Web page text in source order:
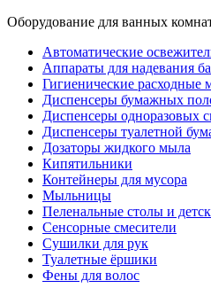
Оборудование для ванных
Автоматические
Аппараты для надевания
Гигиенические расходные
Диспенсеры бумажных
Диспенсеры одноразовых
Диспенсеры туалетной
Дозаторы жидкого мыла
Кипятильники
Контейнеры для мусора
Мыльницы
Пеленальные столы и
Сенсорные смесители
Сушилки для рук
Туалетные ёршики
Фены для волос